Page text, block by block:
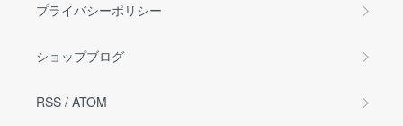
プライバシーポリシー
ショップブログ
RSS / ATOM